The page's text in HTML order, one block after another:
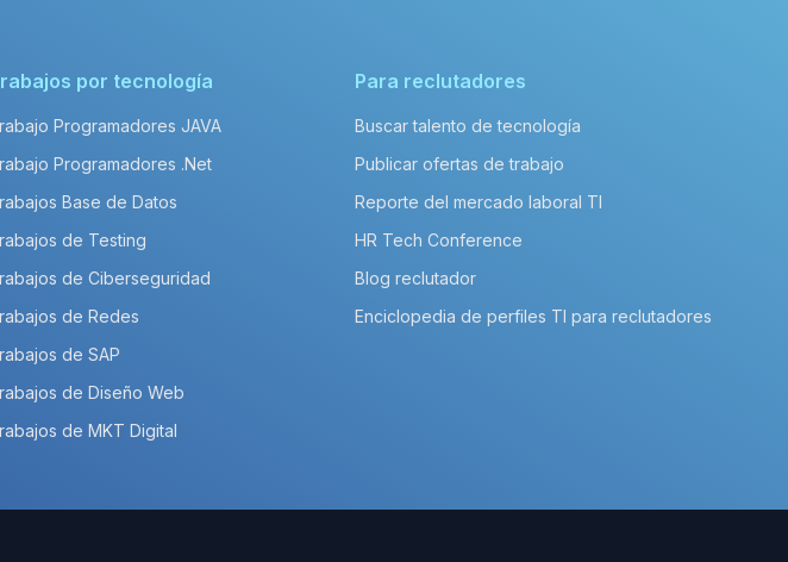
por tecnología
Programadores JAVA
Programadores .Net
Base de Datos
de Testing
de Ciberseguridad
de Redes
de SAP
de Diseño Web
de MKT Digital
Para reclutadores
Buscar talento de tecnología
Publicar ofertas de trabajo
Reporte del mercado laboral TI
HR Tech Conference
Blog reclutador
Enciclopedia de perfiles TI para reclutadores